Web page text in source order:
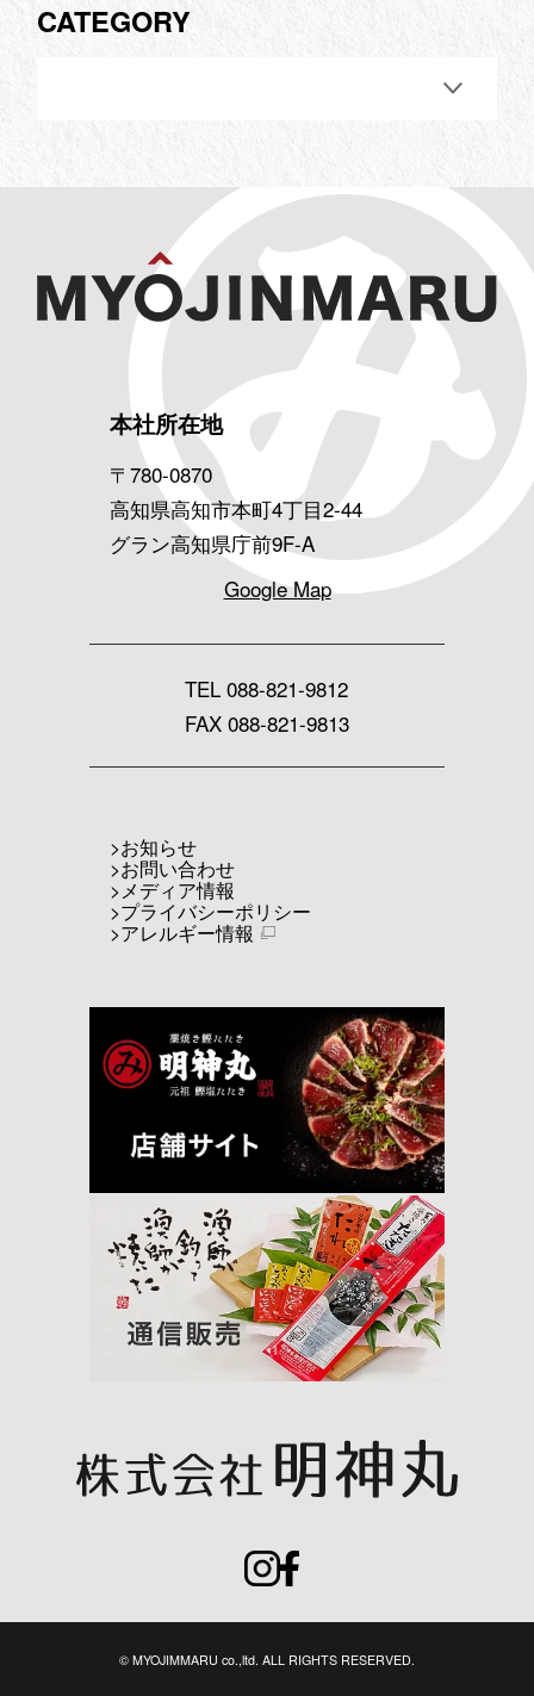
CATEGORY
本社所在地
〒780-0870
高知県高知市本町4丁目2-44
グラン高知県庁前9F-A
Google Map
TEL088-821-9812
FAX 088-821-9813
お知らせ
お問い合わせ
メディア情報
プライバシーポリシー
アレルギー情報
© MYOJIMMARU co.,ltd. ALL RIGHTS RESERVED.